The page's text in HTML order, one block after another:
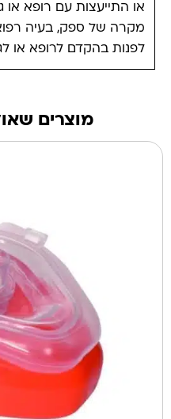
או התייעצות עם רופא
מקרה של ספק, בעיה
לפנות בהקדם לרופא או
מוצרים